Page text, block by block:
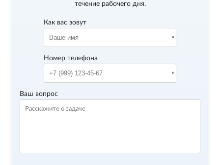
течение рабочего дня.
Как вас зовут
Номер телефона
Ваш вопрос